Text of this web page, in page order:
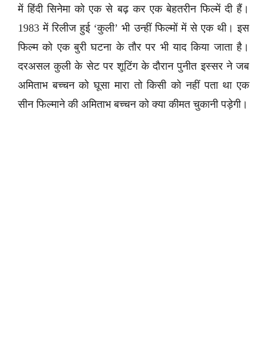
में हिंदी सिनेमा को एक से बढ़ कर एक बेहतरीन फिल्में दी हैं।
1983 में रिलीज हुई ‘कुली’ भी उन्हीं फिल्मों में से एक थी। इस
फिल्म को एक बुरी घटना के तौर पर भी याद किया जाता है।
दरअसल कुली के सेट पर शूटिंग के दौरान पुनीत इस्सर ने जब
अमिताभ बच्चन को घूसा मारा तो किसी को नहीं पता था एक
सीन फिल्माने की अमिताभ बच्चन को क्या कीमत चुकानी पड़ेगी।